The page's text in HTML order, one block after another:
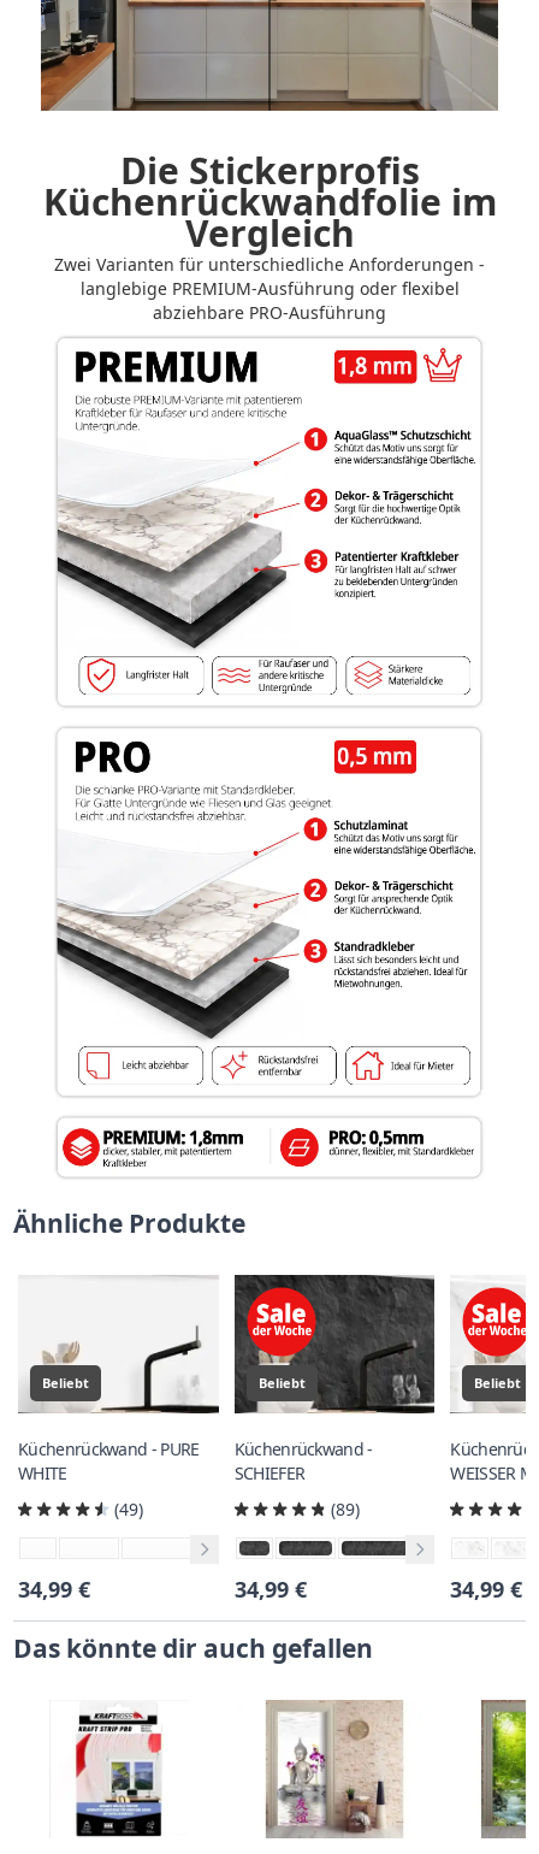
Die Stickerprofis
Küchenrückwandfolie im
Vergleich
Zwei Varianten für unterschiedliche Anforderungen -
langlebige PREMIUM-Ausführung oder flexibel
abziehbare PRO-Ausführung
Ähnliche Produkte
Beliebt
Küchenrückwand - PURE
WHITE
(49)
34,99 €
Beliebt
Küchenrückwand -
SCHIEFER
(89)
34,99 €
Beliebt
WEISSER
34,99 €
Das könnte dir auch gefallen